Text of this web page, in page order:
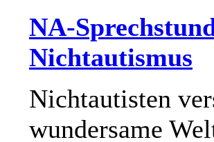
NA-
Nichtautismus
Nichtautisten
wundersame